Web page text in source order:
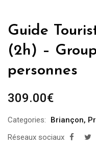
Guide
(2h) –
personnes
309.00€
Categories: Briançon,
Réseaux sociaux